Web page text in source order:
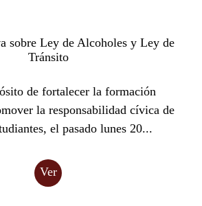
sobre Ley de Alcoholes y Ley de
Tránsito
de fortalecer la formación
la responsabilidad cívica de
el pasado lunes 20...
Ver